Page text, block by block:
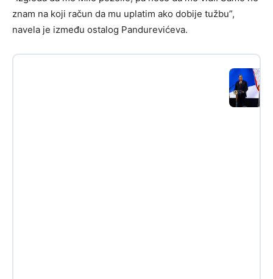
znam na koji račun da mu uplatim ako dobije tužbu”,
navela je između ostalog Pandurevićeva.